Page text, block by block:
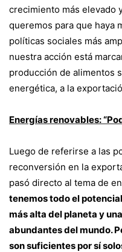
crecimiento más elevado
queremos para que haya
políticas sociales más
nuestra acción está
producción de alimentos
energética, a la
Energías renovables:
Luego de referirse a las
reconversión en la
pasó directo al tema de
tenemos todo el
más alta del planeta y
abundantes del mundo.
son suficientes por sí